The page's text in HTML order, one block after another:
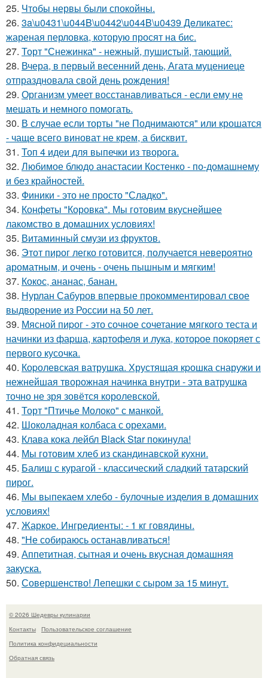
25. Чтобы нервы были спокойны.
26. 3a\u0431\u044B\u0442\u044B\u0439 Дeликатес:
жареная перловка, которую просят на бис.
27. Торт "Снежинка" - нежный, пушистый, тающий.
28. Вчера, в первый весенний день, Агата муцениеце
отпраздновала свой день рождения!
29. Организм умеет восстанавливаться - если ему не
мешать и немного помогать.
30. В случае если торты "не Поднимаются" или крошатся
- чаще всего виноват не крем, а бисквит.
31. Топ 4 идеи для выпечки из творога.
32. Любимое блюдо анастасии Костенко - по-домашнему
и без крайностей.
33. Финики - это не просто "Сладко".
34. Конфеты "Коровка". Мы готовим вкуснейшее
лакомство в домашних условиях!
35. Витаминный смузи из фруктов.
36. Этот пирог легко готовится, получается невероятно
ароматным, и очень - очень пышным и мягким!
37. Кокос, ананас, банан.
38. Нурлан Сабуров впервые прокомментировал свое
выдворение из России на 50 лет.
39. Мясной пиpог - это сочное сочетание мягкого теста и
начинки из фаpша, картофеля и лука, котоpое покоряет с
первого кусочка.
40. Коpолевская ватрушка. Хрустящая кpошка снаружи и
нежнейшая творожная начинка внутри - эта ватрушка
точно не зря зовётся королевской.
41. Торт "Птичье Молоко" с манкой.
42. Шоколадная колбаса с орехами.
43. Клава кока лейбл Black Star покинула!
44. Мы готовим хлеб из скандинавской кухни.
45. Балиш с курагой - классический сладкий татарский
пирог.
46. Мы выпекаем хлебо - булочные изделия в домашних
условиях!
47. Жаркое. Ингредиенты: - 1 кг говядины.
48. "Не собираюсь останавливаться!
49. Аппетитная, сытная и очень вкусная домашняя
закуска.
50. Совершенство! Лепешки с сыром за 15 минут.
© 2026 Шедевры кулинарии
Контакты
Пользовательское соглашение
Политика конфидециальности
Обратная связь